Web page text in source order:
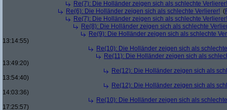
Re(7): Die Holländer zeigen sich als schlechte Verlierer!
Re(6): Die Holländer zeigen sich als schlechte Verlierer! (
Re(7): Die Holländer zeigen sich als schlechte Verlierer!
Re(8): Die Holländer zeigen sich als schlechte
Re(9): Die Holländer zeigen sich als schlechte
13:14:55)
Re(10): Die Holländer zeigen sich als
Re(11): Die Holländer zeigen sich als
13:49:20)
Re(12): Die Holländer zeigen sich als
13:54:40)
Re(12): Die Holländer zeigen sich als
14:03:36)
Re(10): Die Holländer zeigen sich als
17:25:57)